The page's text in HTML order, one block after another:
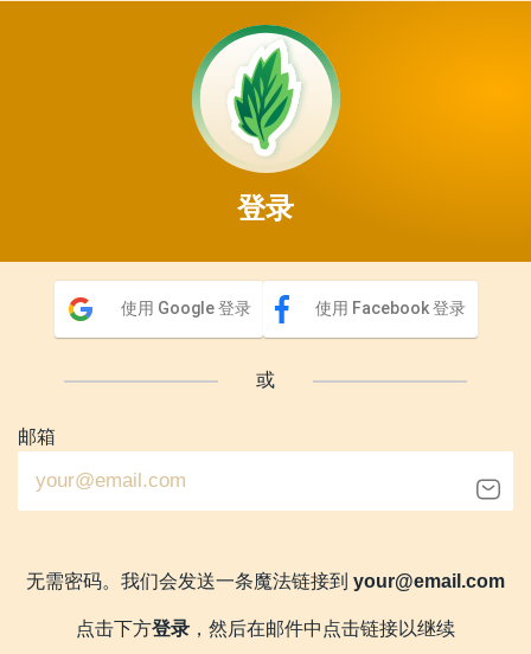
登录
使用 Google 登录 使用 Facebook 登录
或
邮箱
无需密码。我们会发送一条魔法链接到 your@email.com
点击下方登录 ，然后在邮件中点击链接以继续